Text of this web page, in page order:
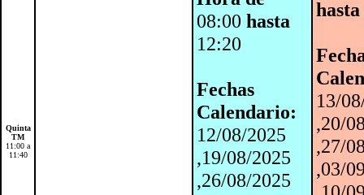
Quinta
TM
11:00 a
11:40
08:00 hasta
12:20
Fechas
Calendario:
12/08/2025
,19/08/2025
,26/08/2025
hasta
13/
,20/
,27/
,03/